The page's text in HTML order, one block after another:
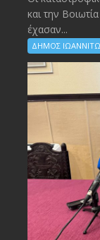
και την
έχασαν...
ΔΗΜΟΣ